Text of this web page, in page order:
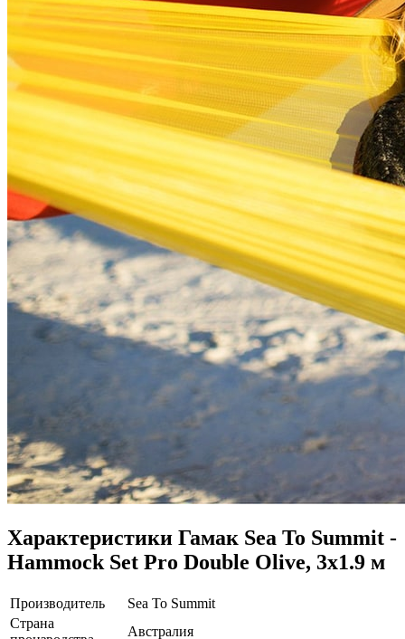
Характеристики Гамак Sea To Summit -
Hammock Set Pro Double Olive, 3х1.9 м
Производитель
Sea To Summit
Страна
Австралия